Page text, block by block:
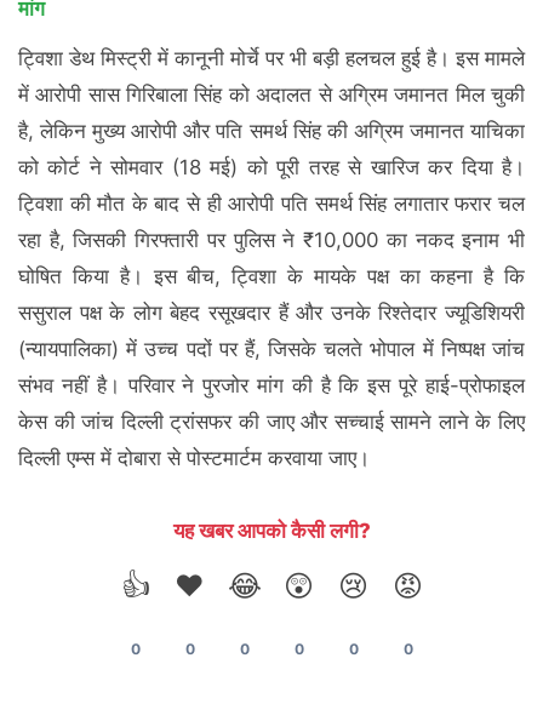
मांग
ट्विशा डेथ मिस्ट्री में कानूनी मोर्चे पर भी बड़ी हलचल हुई है। इस मामले
में आरोपी सास गिरिबाला सिंह को अदालत से अग्रिम जमानत मिल चुकी
है, लेकिन मुख्य आरोपी और पति समर्थ सिंह की अग्रिम जमानत याचिका
को कोर्ट ने सोमवार (18 मई) को पूरी तरह से खारिज कर दिया है।
ट्विशा की मौत के बाद से ही आरोपी पति समर्थ सिंह लगातार फरार चल
रहा है, जिसकी गिरफ्तारी पर पुलिस ने ₹10,000 का नकद इनाम भी
घोषित किया है। इस बीच, ट्विशा के मायके पक्ष का कहना है कि
ससुराल पक्ष के लोग बेहद रसूखदार हैं और उनके रिश्तेदार ज्यूडिशियरी
(न्यायपालिका) में उच्च पदों पर हैं, जिसके चलते भोपाल में निष्पक्ष जांच
संभव नहीं है। परिवार ने पुरजोर मांग की है कि इस पूरे हाई-प्रोफाइल
केस की जांच दिल्ली ट्रांसफर की जाए और सच्चाई सामने लाने के लिए
दिल्ली एम्स में दोबारा से पोस्टमार्टम करवाया जाए।
यह खबर आपको कैसी लगी?
👍
0
❤️
0
😂
0
😲
0
😢
0
😡
0